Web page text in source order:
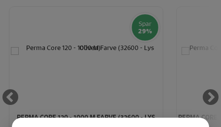
Spar
29%
PERMA CORE 120 - 1000 M FARVE (32600 - LYS
PERMA